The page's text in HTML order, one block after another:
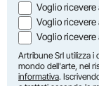
Voglio
Voglio
Voglio
Artribune Srl utilizza i
mondo dell'arte, nel
informativa.